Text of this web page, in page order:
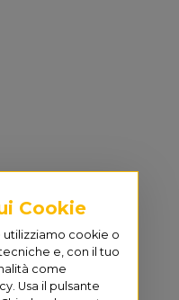
Cookie
cookie o
e, con il tuo
come
Usa il pulsante